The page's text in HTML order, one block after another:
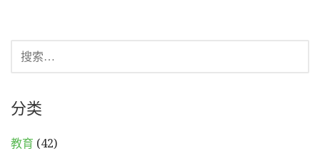
索：
分类
教育 (42)